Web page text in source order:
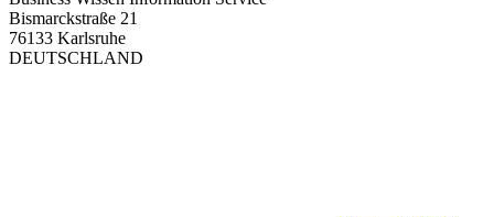
Bismarckstraße 21
76133 Karlsruhe
DEUTSCHLAND